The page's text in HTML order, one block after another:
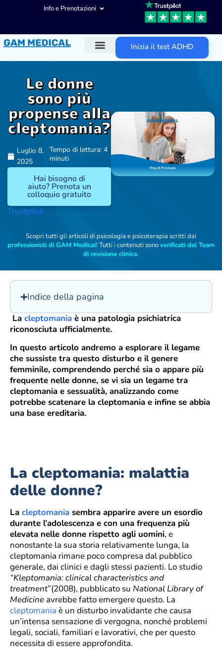
Info e Prenotazioni
Inizia il test ADHD
Le donne
sono più
propense alla
cleptomania?
Luglio 8,
2025
Tempo di lettura: 4
minuti
Hai bisogno di
aiuto? Prenota un
colloquio gratuito
Trustpilot
Scopri tutti gli articoli di psicologia e psicoterapia scritti dai
professionisti di GAM Medical! Tutti i contenuti sonoverificati dal Team
di revisione clinica.
Indice della pagina
La cleptomania è una patologia psichiatrica
riconosciuta ufficialmente.
In questo articolo andremo a esplorare il legame
che sussiste tra questo disturbo e il genere
femminile, comprendendo perché sia o appare più
frequente nelle donne, se vi sia un legame tra
cleptomania e sessualità, analizzando come
potrebbe scatenare la cleptomania e infine se abbia
una base ereditaria.
La cleptomania: malattia
delle donne?
La cleptomania sembra apparire avere un esordio
durante l’adolescenza e con una frequenza più
elevata nelle donne rispetto agli uomini, e
nonostante la sua storia relativamente lunga, la
cleptomania rimane poco compresa dal pubblico
generale, dai clinici e dagli stessi pazienti. Lo studio
“Kleptomania: clinical characteristics and
treatment”(2008), pubblicato su National Library of
Medicine avrebbe fatto emergere questo. La
cleptomania è un disturbo invalidante che causa
un’intensa sensazione di vergogna, nonché problemi
legali, sociali, familiari e lavorativi, che per questo
necessita di essere approfondita.